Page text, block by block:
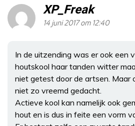
XP_Freak
14 juni 2017 om 12:40
In de uitzending was er ook een
houtskool haar tanden witter
niet getest door de artsen. Maar
niet zo vreemd gedacht.
Actieve kool kan namelijk ook
hout en is dus in feite een vorm